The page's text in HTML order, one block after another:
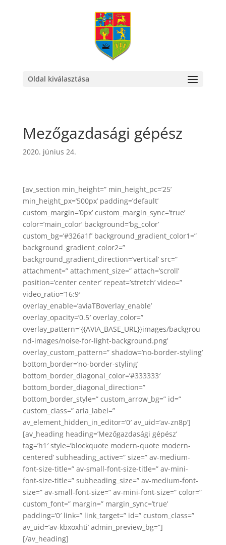
Oldal kiválasztása
Mezőgazdasági gépész
2020. június 24.
[av_section min_height=” min_height_pc=’25’
min_height_px=’500px’ padding=’default’
custom_margin=’0px’ custom_margin_sync=’true’
color=’main_color’ background=’bg_color’
custom_bg=’#326a1f’ background_gradient_color1=”
background_gradient_color2=”
background_gradient_direction=’vertical’ src=”
attachment=” attachment_size=” attach=’scroll’
position=’center center’ repeat=’stretch’ video=”
video_ratio=’16:9′
overlay_enable=’aviaTBoverlay_enable’
overlay_opacity=’0.5′ overlay_color=”
overlay_pattern='{{AVIA_BASE_URL}}images/backgrou
nd-images/noise-for-light-background.png’
overlay_custom_pattern=” shadow=’no-border-styling’
bottom_border=’no-border-styling’
bottom_border_diagonal_color=’#333333′
bottom_border_diagonal_direction=”
bottom_border_style=” custom_arrow_bg=” id=”
custom_class=” aria_label=”
av_element_hidden_in_editor=’0′ av_uid=’av-zn8p’]
[av_heading heading=’Mezőgazdasági gépész’
tag=’h1′ style=’blockquote modern-quote modern-
centered’ subheading_active=” size=” av-medium-
font-size-title=” av-small-font-size-title=” av-mini-
font-size-title=” subheading_size=” av-medium-font-
size=” av-small-font-size=” av-mini-font-size=” color=”
custom_font=” margin=” margin_sync=’true’
padding=’0′ link=” link_target=” id=” custom_class=”
av_uid=’av-kbxoxhti’ admin_preview_bg=”]
[/av_heading]